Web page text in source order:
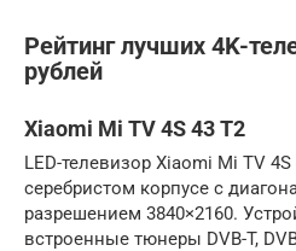
Рейтинг лучших 4K-
рублей
Xiaomi Mi TV 4S 43 T2
LED-телевизор Xiaomi Mi TV
серебристом корпусе с
разрешением 3840×2160.
встроенные тюнеры DVB-T,